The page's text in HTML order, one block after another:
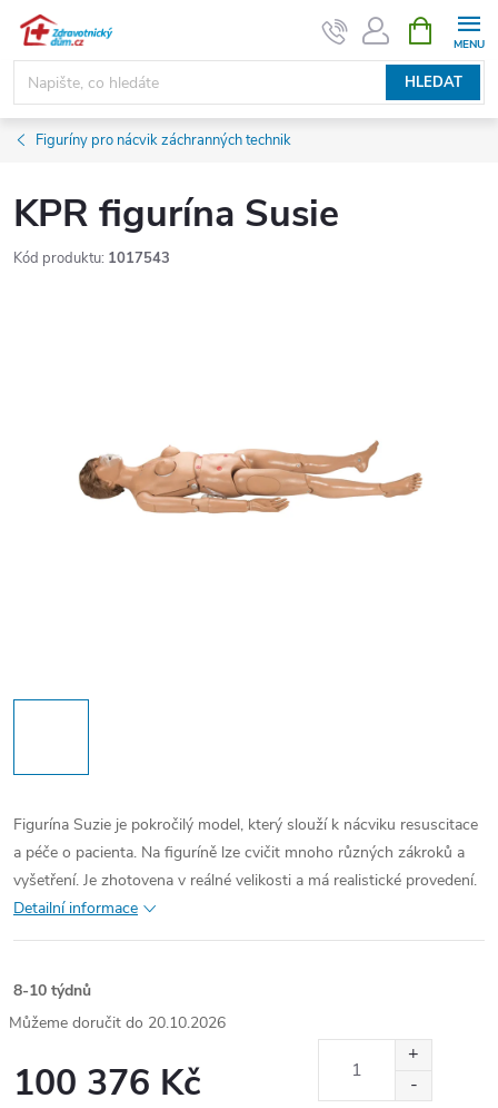
Přejít
obsah
HLEDAT
NÁKUPNÍ
KOŠÍK
Figuríny pro nácvik záchranných technik
KPR figurína Susie
Kód produktu: 1017543
Figurína Suzie je pokročilý model, který slouží k nácviku resuscitace
a péče o pacienta. Na figuríně lze cvičit mnoho různých zákroků a
vyšetření. Je zhotovena v reálné velikosti a má realistické provedení.
Detailní informace
8-10 týdnů
20.10.2026
100 376 Kč